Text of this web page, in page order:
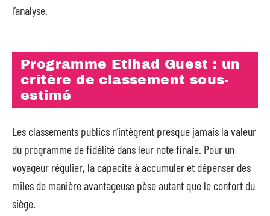
l’analyse.
Programme Etihad Guest : un
critère de classement sous-
estimé
Les classements publics n’intègrent presque jamais la valeur
du programme de fidélité dans leur note finale. Pour un
voyageur régulier, la capacité à accumuler et dépenser des
miles de manière avantageuse pèse autant que le confort du
siège.